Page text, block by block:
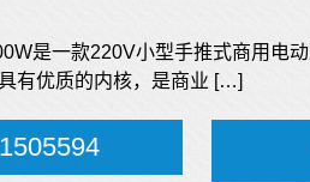
是一款220V小型手推式商用电
有优质的内核，是商业 […]